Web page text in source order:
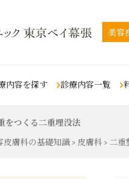
美容
内容を探す
若返りの悩み
くま・目の下のくぼみ
診療内容一覧
タトゥー除去・刺青
除去
をつくる二重埋没法
皮膚科の基礎知識 > 皮膚科 > 二重